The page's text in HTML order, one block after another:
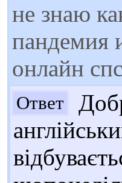
не знаю
пандемия
онлайн
Ответ